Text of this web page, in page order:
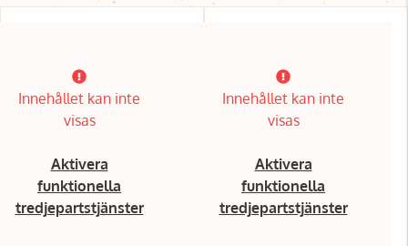
Innehållet kan inte
visas
Aktivera
funktionella
tredjepartstjänster
Innehållet kan inte
visas
Aktivera
funktionella
tredjepartstjänster